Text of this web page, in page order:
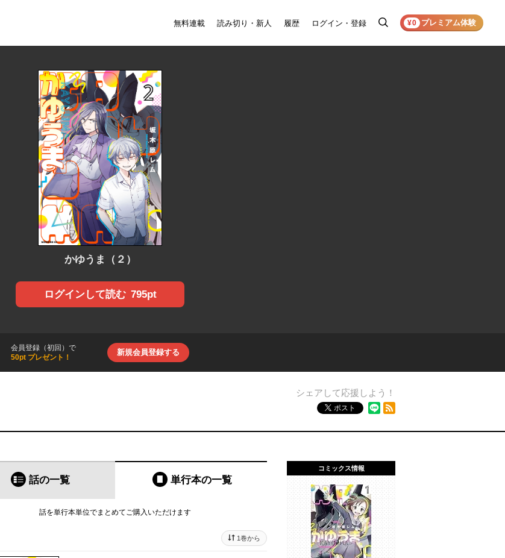
無料連載 読み切り・新人 履歴 ログイン・登録
検
¥0 プレミアム体験
かゆうま（２）
ログインして読む 795pt
会員登録（初回）で
50pt プレゼント！
新規会員登録する
シェアして応援しよう！
ポスト
話の一覧 単行本の一覧
話を単行本単位でまとめてご購入いただけます
1巻から
コミックス情報